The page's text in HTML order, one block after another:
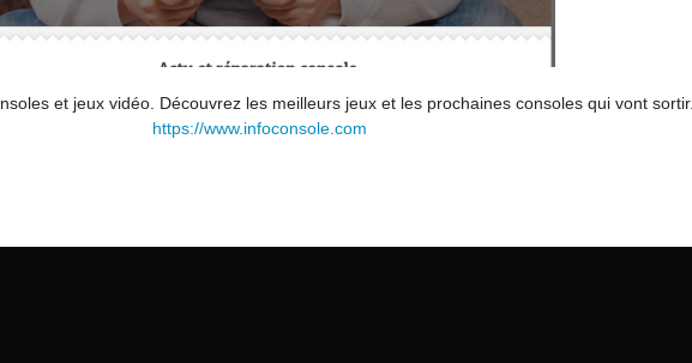
et jeux vidéo. Découvrez les meilleurs jeux et les prochaines consoles qui vont sortir.
https://www.infoconsole.com